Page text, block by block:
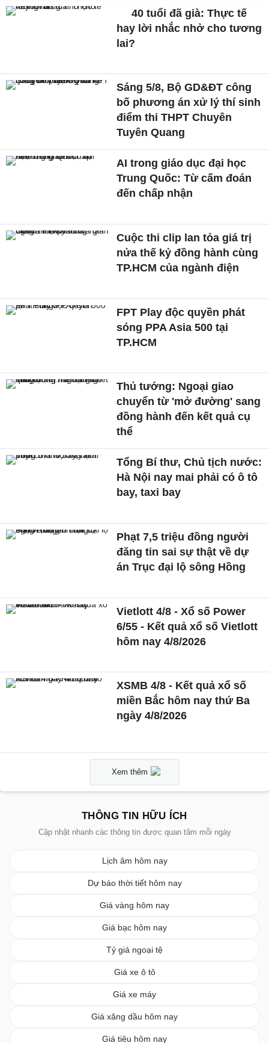
40 tuổi đã già: Thực tế
hay lời nhắc nhở cho tương
lai?
Sáng 5/8, Bộ GD&ĐT công
bố phương án xử lý thí sinh
điểm thi THPT Chuyên
Tuyên Quang
AI trong giáo dục đại học
Trung Quốc: Từ cấm đoán
đến chấp nhận
Cuộc thi clip lan tỏa giá trị
nửa thế kỷ đồng hành cùng
TP.HCM của ngành điện
FPT Play độc quyền phát
sóng PPA Asia 500 tại
TP.HCM
Thủ tướng: Ngoại giao
chuyển từ 'mở đường' sang
đồng hành đến kết quả cụ
thể
Tổng Bí thư, Chủ tịch nước:
Hà Nội nay mai phải có ô tô
bay, taxi bay
Phạt 7,5 triệu đồng người
đăng tin sai sự thật về dự
án Trục đại lộ sông Hồng
Vietlott 4/8 - Xổ số Power
6/55 - Kết quả xổ số Vietlott
hôm nay 4/8/2026
XSMB 4/8 - Kết quả xổ số
miền Bắc hôm nay thứ Ba
ngày 4/8/2026
Xem thêm
THÔNG TIN HỮU ÍCH
Cập nhật nhanh các thông tin được quan tâm mỗi ngày
Lịch âm hôm nay
Dự báo thời tiết hôm nay
Giá vàng hôm nay
Giá bạc hôm nay
Tỷ giá ngoại tệ
Giá xe ô tô
Giá xe máy
Giá xăng dầu hôm nay
Giá tiêu hôm nay